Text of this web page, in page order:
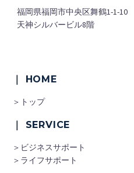
福岡県福岡市中央区舞鶴1-1-10
天神シルバービル8階
｜ HOME
＞トップ
｜ SERVICE
＞ビジネスサポート
＞ライフサポート